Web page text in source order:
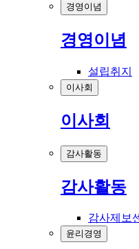
경영이념
경영이념
설립취지
이사회
이사회
감사활동
감사활동
감사제보
윤리경영